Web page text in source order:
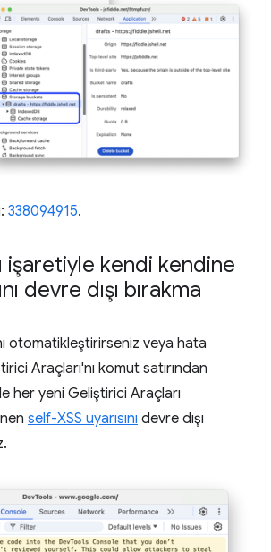
338094915.
işaretiyle kendi kendine
devre dışı bırakma
otomatikleştirirseniz veya hata
Araçları'nı komut satırından
her yeni Geliştirici Araçları
self-XSS uyarısını devre dışı